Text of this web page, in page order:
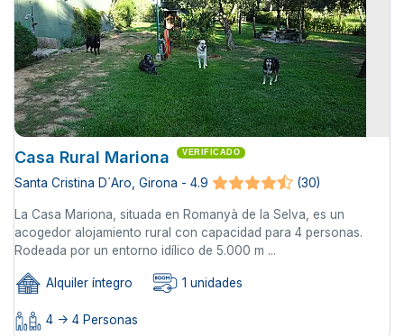
Casa Rural Mariona VERIFICADO
Santa Cristina D´Aro, Girona - 4.9 (30)
La Casa Mariona, situada en Romanyà de la Selva, es un
acogedor alojamiento rural con capacidad para 4 personas.
Rodeada por un entorno idílico de 5.000 m ...
Alquiler íntegro 1 unidades
4 -> 4 Personas